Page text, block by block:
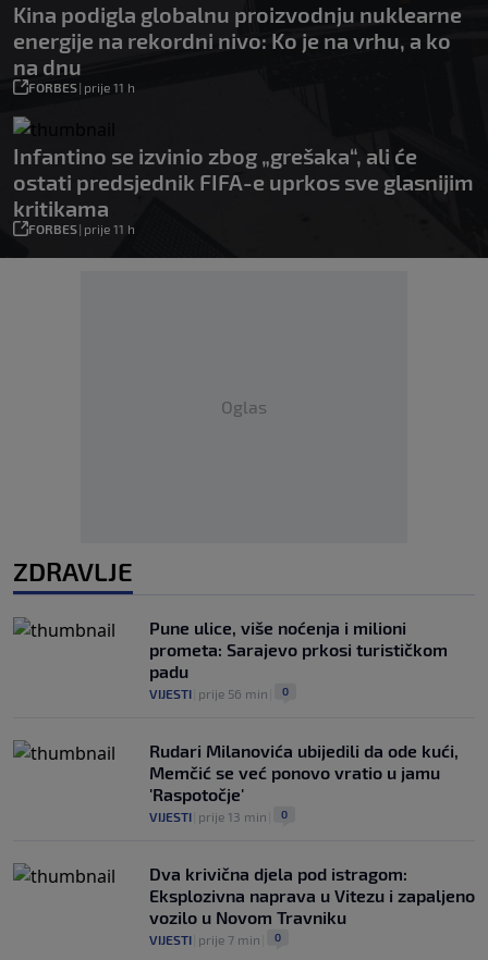
Kina podigla globalnu proizvodnju nuklearne
energije na rekordni nivo: Ko je na vrhu, a ko
na dnu
FORBES| prije 11 h
Infantino se izvinio zbog „grešaka“, ali će
ostati predsjednik FIFA-e uprkos sve glasnijim
kritikama
FORBES| prije 11 h
Oglas
ZDRAVLJE
Pune ulice, više noćenja i milioni
prometa: Sarajevo prkosi turističkom
padu
VIJESTI prije 56 min 0
Rudari Milanovića ubijedili da ode kući,
Memčić se već ponovo vratio u jamu
'Raspotočje'
VIJESTI prije 13 min 0
Dva krivična djela pod istragom:
Eksplozivna naprava u Vitezu i zapaljeno
vozilo u Novom Travniku
VIJESTI prije 7 min 0